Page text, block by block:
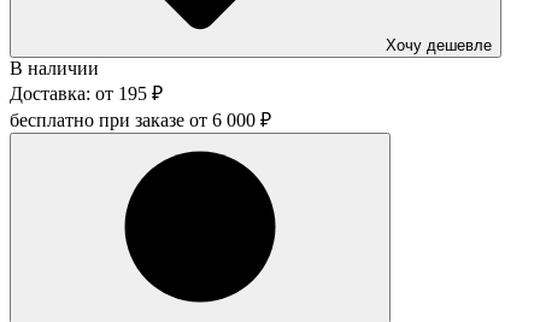
Хочу дешевле
В наличии
Доставка: от 195 ₽
бесплатно при заказе от 6 000 ₽